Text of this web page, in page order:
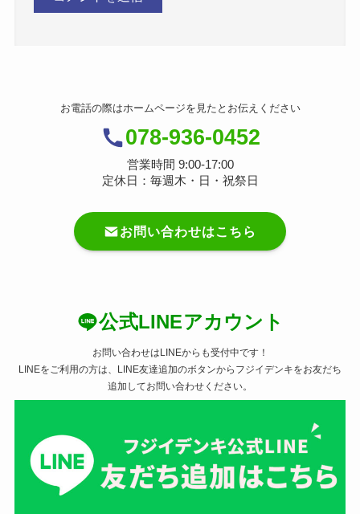
お電話の際はホームページを見たとお伝えください
078-936-0452
営業時間 9:00-17:00
定休日：毎週木・日・祝祭日
お問い合わせはこちら
公式LINEアカウント
お問い合わせはLINEからも受付中です！
LINEをご利用の方は、LINE友達追加のボタンからフジイデンキをお友だち
追加してお問い合わせください。